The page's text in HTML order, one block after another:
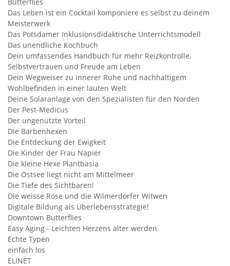
Das Leben ist ein Cocktail komponiere es selbst zu deinem
Meisterwerk
Das Potsdamer Inklusionsdidaktische Unterrichtsmodell
Das unendliche Kochbuch
Dein umfassendes Handbuch für mehr Reizkontrolle,
Selbstvertrauen und Freude am Leben
Dein Wegweiser zu innerer Ruhe und nachhaltigem
Wohlbefinden in einer lauten Welt
Deine Solaranlage von den Spezialisten für den Norden
Der Pest-Medicus
Der ungenutzte Vorteil
Die Barbenhexen
Die Entdeckung der Ewigkeit
Die Kinder der Frau Napier
Die kleine Hexe Plantbasia
Die Ostsee liegt nicht am Mittelmeer
Die Tiefe des Sichtbaren!
Die weisse Rose und die Wilmerdorfer Witwen
Digitale Bildung als Überlebensstrategie!
Downtown Butterflies
Easy Aging - Leichten Herzens älter werden
Echte Typen
einfach los
ELINET